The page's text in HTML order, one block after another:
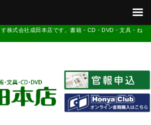
株式会社成田本店です。書籍・CD・DVD・文具・ね